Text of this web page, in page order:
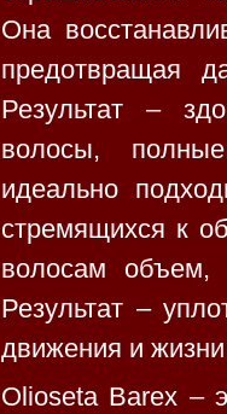
Она
предотвращая
Результат –
волосы,
идеально
стремящихся к
волосам объем,
Результат –
движения и
Olioseta Barex –